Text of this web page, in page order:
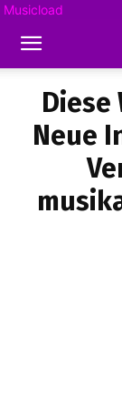
Musicload
Diese
Neue